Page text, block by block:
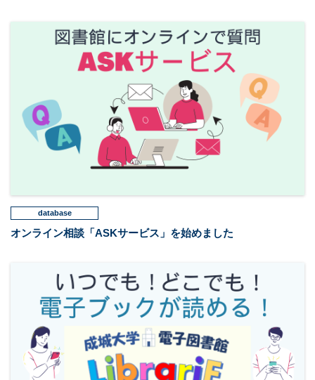
database
オンライン相談「ASKサービス」を始めました